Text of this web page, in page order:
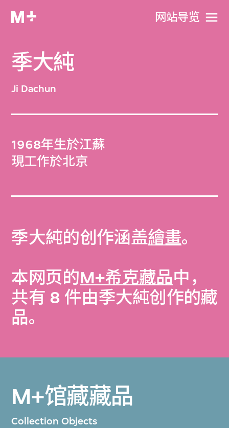
网站导览
季大純
Ji Dachun
1968年生於江蘇
現工作於北京
季大純的创作涵盖繪畫。
本网页的M+希克藏品中，
共有 8 件由季大純创作的藏
品。
M+馆藏藏品
Collection Objects